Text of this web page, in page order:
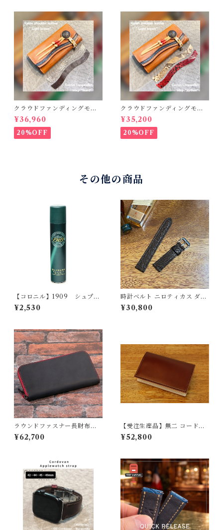
クラウドファンディングモデ
ル！Cactus・カクタス ロン
グウォレット（CWBL-03）
インレイ・リザード × イタリ
アンショルダーレザー コン
¥36,960
20%OFF
クラウドファンディングモデ
ル！Cactus・カクタス ロン
グウォレット（CWBL-03）
インレイ・パイソン × イタリ
アンショルダーレザー コン
¥35,200
20%OFF
その他の商品
【コロニル】1909 シュプリ
ーム プロテクト スプレー
¥2,530
時計ベルト ニロティカス ダー
クブラウン（マット）丸腑 1
8mm-16mm 【スタンダー
¥30,800
ラウンドファスナー長財布
ブラック×レッド | HusH ハッ
シュ
¥62,700
【受注生産品】無二 コードバ
ン名刺入れ コードバン・顔
料ダークブラウン×ベージュ
¥52,800